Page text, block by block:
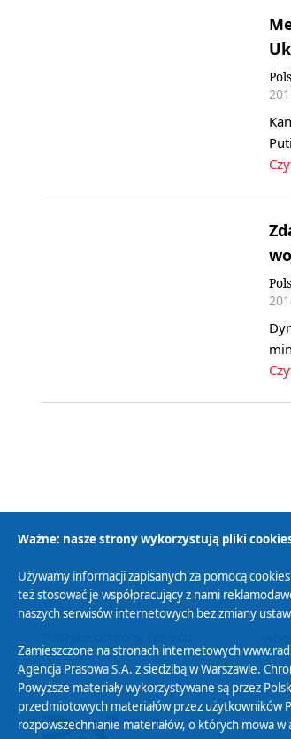
Polityka Prywatności
osobowych
Ważne: nasze strony wykorzystują pliki
Używamy informacji zapisanych za pomocą
też stosować je współpracujący z nami
naszych serwisów internetowych bez zmiany
Zamieszczone na stronach internetowych
Agencja Prasowa S.A. z siedzibą w Warszawie.
Powyższe materiały wykorzystywane są przez
przedmiotowych materiałów przez użytkowników
rozpowszechnianie materiałów, o których mowa